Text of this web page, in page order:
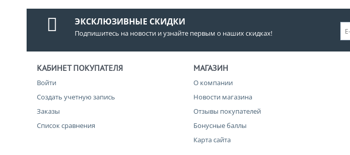
ЭКСКЛЮЗИВНЫЕ СКИДКИ
Подпишитесь на новости и узнайте первым о наших скидках!
КАБИНЕТ ПОКУПАТЕЛЯ
Войти
Создать учетную запись
Заказы
Список сравнения
МАГАЗИН
О компании
Новости магазина
Отзывы покупателей
Бонусные баллы
Карта сайта